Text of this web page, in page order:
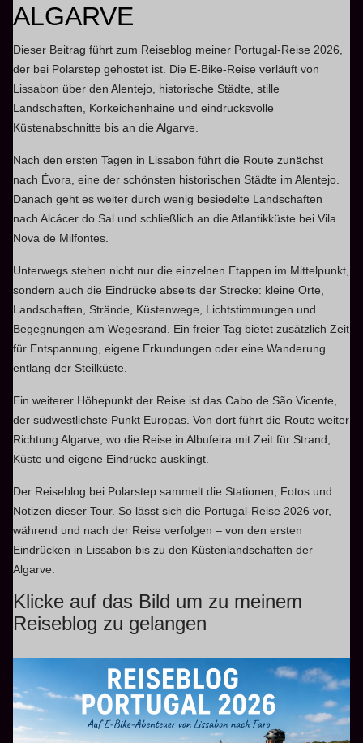
ALGARVE
Dieser Beitrag führt zum Reiseblog meiner Portugal-Reise 2026,
der bei Polarstep gehostet ist. Die E-Bike-Reise verläuft von
Lissabon über den Alentejo, historische Städte, stille
Landschaften, Korkeichenhaine und eindrucksvolle
Küstenabschnitte bis an die Algarve.
Nach den ersten Tagen in Lissabon führt die Route zunächst
nach Évora, eine der schönsten historischen Städte im Alentejo.
Danach geht es weiter durch wenig besiedelte Landschaften
nach Alcácer do Sal und schließlich an die Atlantikküste bei Vila
Nova de Milfontes.
Unterwegs stehen nicht nur die einzelnen Etappen im Mittelpunkt,
sondern auch die Eindrücke abseits der Strecke: kleine Orte,
Landschaften, Strände, Küstenwege, Lichtstimmungen und
Begegnungen am Wegesrand. Ein freier Tag bietet zusätzlich Zeit
für Entspannung, eigene Erkundungen oder eine Wanderung
entlang der Steilküste.
Ein weiterer Höhepunkt der Reise ist das Cabo de São Vicente,
der südwestlichste Punkt Europas. Von dort führt die Route weiter
Richtung Algarve, wo die Reise in Albufeira mit Zeit für Strand,
Küste und eigene Eindrücke ausklingt.
Der Reiseblog bei Polarstep sammelt die Stationen, Fotos und
Notizen dieser Tour. So lässt sich die Portugal-Reise 2026 vor,
während und nach der Reise verfolgen – von den ersten
Eindrücken in Lissabon bis zu den Küstenlandschaften der
Algarve.
Klicke auf das Bild um zu meinem
Reiseblog zu gelangen